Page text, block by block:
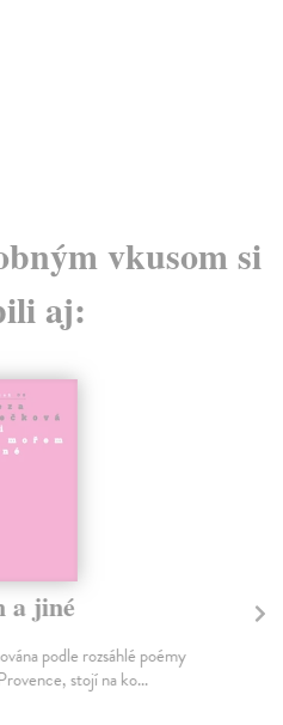
vkusom si
aj:
a jiné
podle rozsáhlé poémy
stojí na ko...